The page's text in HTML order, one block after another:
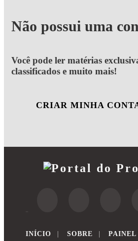
Não possui uma
Você pode ler matérias
classificados e muito mais!
CRIAR MINHA
INÍCIO SOBRE